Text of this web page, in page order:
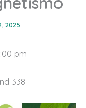
2025
pm
338